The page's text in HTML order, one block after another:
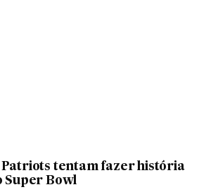
Patriots tentam fazer história
Super Bowl